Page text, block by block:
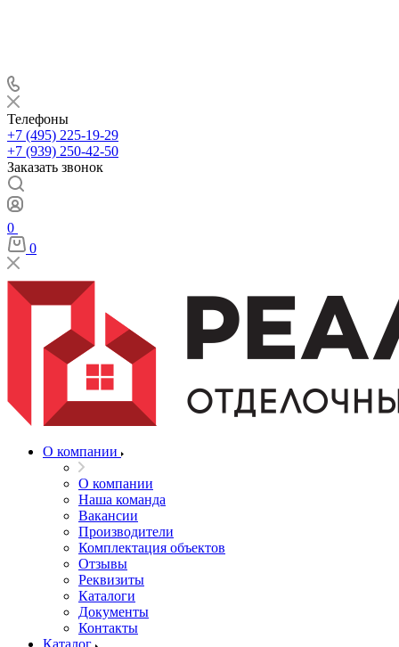
Телефоны
+7 (495) 225-19-29
+7 (939) 250-42-50
Заказать звонок
0
0
О компании
О компании
Наша команда
Вакансии
Производители
Комплектация объектов
Отзывы
Реквизиты
Каталоги
Документы
Контакты
Каталог